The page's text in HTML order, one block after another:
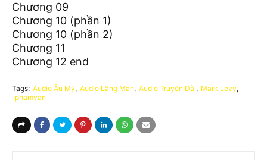
Chương 09
Chương 10 (phần 1)
Chương 10 (phần 2)
Chương 11
Chương 12 end
Tags: Audio Âu Mỹ Audio Lãng Mạn Audio Truyện Dài
Mark Levy
phamvan